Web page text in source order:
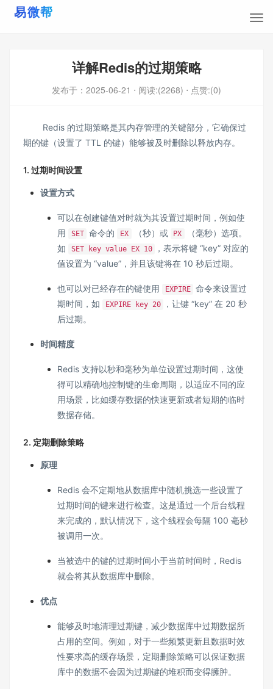
详解Redis的过期策略
发布于： 2025-06-21 ⋅ 阅读:(2268) ⋅ 点赞:(0)
Redis 的过期策略是其内存管理的关键部分，它确保过
期的键（设置了 TTL 的键）能够被及时删除以释放内存。
1. 过期时间设置
设置方式
可以在创建键值对时就为其设置过期时间，例如使
用
SET 命令的 EX （秒）或 PX
（毫秒）选项。
如
SET key value EX 10
，表示将键 “key” 对应的
值设置为 “value”，并且该键将在 10 秒后过期。
也可以对已经存在的键使用 EXPIRE 命令来设置过
期时间，如
EXPIRE key 20
，让键 “key” 在 20 秒
后过期。
时间精度
Redis 支持以秒和毫秒为单位设置过期时间，这使
得可以精确地控制键的生命周期，以适应不同的应
用场景，比如缓存数据的快速更新或者短期的临时
数据存储。
2. 定期删除策略
原理
Redis 会不定期地从数据库中随机挑选一些设置了
过期时间的键来进行检查。这是通过一个后台线程
来完成的，默认情况下，这个线程会每隔 100 毫秒
被调用一次。
当被选中的键的过期时间小于当前时间时，Redis
就会将其从数据库中删除。
优点
能够及时地清理过期键，减少数据库中过期数据所
占用的空间。例如，对于一些频繁更新且数据时效
性要求高的缓存场景，定期删除策略可以保证数据
库中的数据不会因为过期键的堆积而变得臃肿。